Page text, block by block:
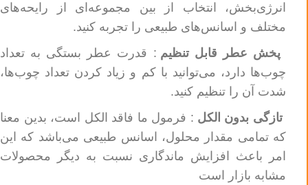
انرژی‌بخش، انتخاب از بین مجموعه‌ای از رایحه‌های
مختلف و اسانس‌های طبیعی را تجربه کنید.
پخش عطر قابل تنظیم : قدرت عطر بستگی به تعداد
چوب‌ها دارد، می‌توانید با کم و زیاد کردن تعداد چوب‌ها،
شدت آن را تنظیم کنید.
تازگی بدون الکل : فرمول ما فاقد الکل است، بدین معنا
که تمامی مقدار محلول، اسانس طبیعی می‌باشد که این
امر باعث افزایش ماندگاری نسبت به دیگر محصولات
مشابه بازار است